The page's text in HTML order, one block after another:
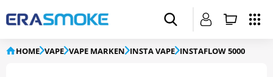
HOME VAPE VAPE MARKEN INSTA VAPE INSTAFLOW 5000